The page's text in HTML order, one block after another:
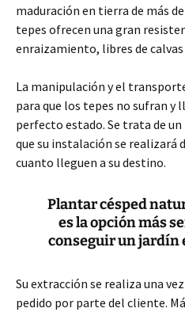
maduración en tierra de más
tepes ofrecen una gran
enraizamiento, libres de
La manipulación y el
para que los tepes no sufran y
perfecto estado. Se trata de
que su instalación se realizará
cuanto lleguen a su destino.
Plantar césped
es la opción más
conseguir un jardín
Su extracción se realiza una
pedido por parte del cliente.